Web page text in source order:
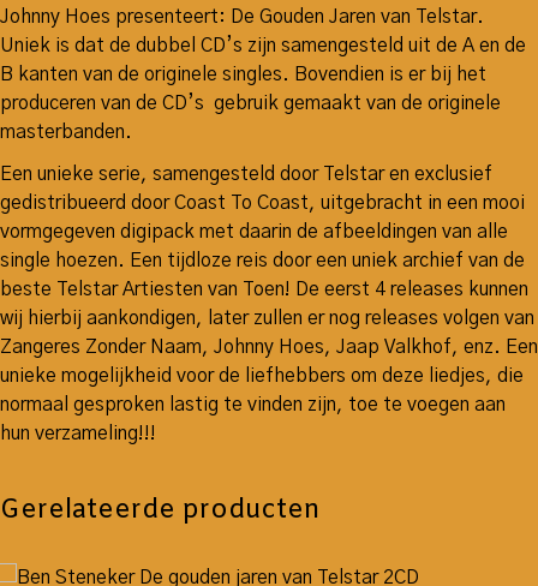
Johnny Hoes presenteert: De Gouden Jaren van Telstar.
Uniek is dat de dubbel CD’s zijn samengesteld uit de A en de
B kanten van de originele singles. Bovendien is er bij het
produceren van de CD’s gebruik gemaakt van de originele
masterbanden.
Een unieke serie, samengesteld door Telstar en exclusief
gedistribueerd door Coast To Coast, uitgebracht in een mooi
vormgegeven digipack met daarin de afbeeldingen van alle
single hoezen. Een tijdloze reis door een uniek archief van de
beste Telstar Artiesten van Toen! De eerst 4 releases kunnen
wij hierbij aankondigen, later zullen er nog releases volgen van
Zangeres Zonder Naam, Johnny Hoes, Jaap Valkhof, enz. Een
unieke mogelijkheid voor de liefhebbers om deze liedjes, die
normaal gesproken lastig te vinden zijn, toe te voegen aan
hun verzameling!!!
Gerelateerde producten